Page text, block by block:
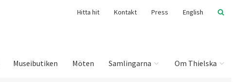
Hitta hit Kontakt Press English
Museibutiken Möten Samlingarna Om Thielska